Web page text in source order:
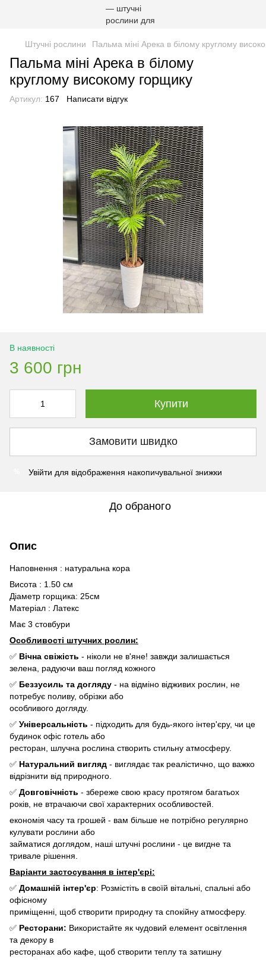
Штучні рослини Пальма міні Арека в білому круглому
Пальма міні Арека в білому
круглому високому горщику
Артикул: 167 Написати відгук
В наявності
3 600 грн
Купити
Замовити швидко
Увійти для відображення накопичувальної знижки
До обраного
Опис
Наповнення : натуральна кора
Висота : 1.50 см
Діаметр горщика: 25см
Матеріал : Латекс
Maє 3 стовбури
Особливості штучних рослин:
✅ Вічна свіжість - ніколи не в'яне! завжди залишається
зелена, радуючи ваш погляд кожного
✅ Беззусиль та догляду - на відміно відживих рослин, не
потребує поливу, обрізки або
особливого догляду.
✅ Універсальність - підходить для будь-якого інтер'єру, чи це
будинок офіс готель або
ресторан, шлучна рослина створить стильну атмосферу.
✅ Натуральний вигляд - виглядає так реалістично, що важко
відрізнити від природного.
✅ Довговічність - збереже свою красу протягом багатьох
років, не втрачаючи свої характерних особливостей.
економія часу та грошей - вам більше не потрібно регулярно
кулувати рослини або
займатися доглядом, наші штучні рослини - це вигдне та
тривале рішення.
Варіанти застосування в інтер'єрі:
✅ Домашній інтер'єр: Розмістіть в своїй вітальні, спальні або
офісному
приміщенні, щоб створити природну та спокійну атмосферу.
✅ Ресторани: Використайте як чудовий елемент освітлення
та декору в
ресторанах або кафе, щоб створити теплу та затишну